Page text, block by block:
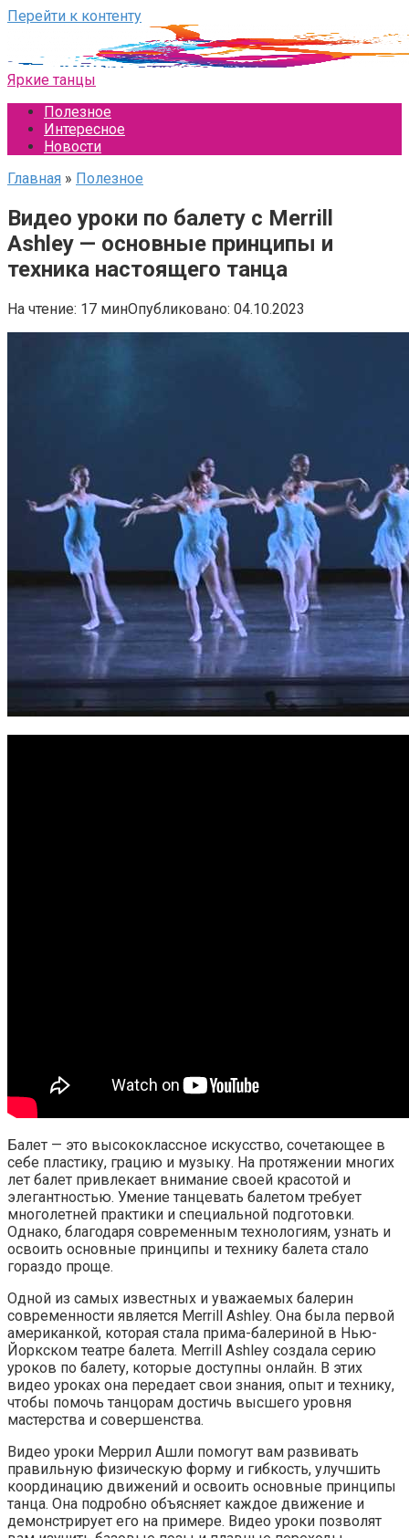
Перейти к контенту
Яркие танцы
Полезное
Интересное
Новости
Главная » Полезное
Видео уроки по балету с Merrill
Ashley — основные принципы и
техника настоящего танца
На чтение: 17 минОпубликовано: 04.10.2023
Балет — это высококлассное искусство, сочетающее в
себе пластику, грацию и музыку. На протяжении многих
лет балет привлекает внимание своей красотой и
элегантностью. Умение танцевать балетом требует
многолетней практики и специальной подготовки.
Однако, благодаря современным технологиям, узнать и
освоить основные принципы и технику балета стало
гораздо проще.
Одной из самых известных и уважаемых балерин
современности является Merrill Ashley. Она была первой
американкой, которая стала прима-балериной в Нью-
Йоркском театре балета. Merrill Ashley создала серию
уроков по балету, которые доступны онлайн. В этих
видео уроках она передает свои знания, опыт и технику,
чтобы помочь танцорам достичь высшего уровня
мастерства и совершенства.
Видео уроки Меррил Ашли помогут вам развивать
правильную физическую форму и гибкость, улучшить
координацию движений и освоить основные принципы
танца. Она подробно объясняет каждое движение и
демонстрирует его на примере. Видео уроки позволят